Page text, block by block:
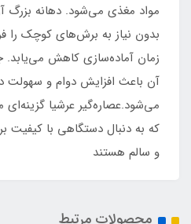
مواد مغذی می‌شود. دهانه بزرگ
بدون نیاز به برش‌های کوچک را
زمان آماده‌سازی کاهش
آن باعث افزایش دوام و سهولت
می‌شود.عصاره‌گیر عرشیا
که به دنبال دستگاهی با کیفیت
و سالم هستند
محصولات مرتبط